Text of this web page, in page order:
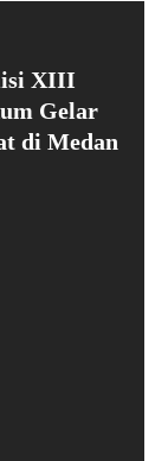
XIII
Gelar
di Medan